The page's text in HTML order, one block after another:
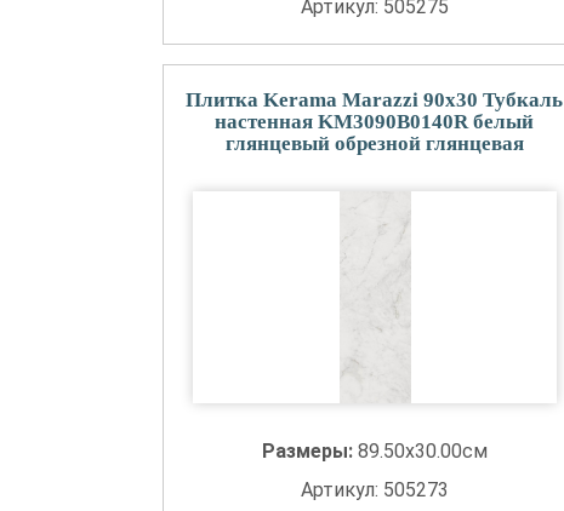
Артикул: 505275
Плитка Kerama Marazzi 90x30 Тубкаль
настенная KM3090B0140R белый
глянцевый обрезной глянцевая
Размеры: 89.50x30.00см
Артикул: 505273